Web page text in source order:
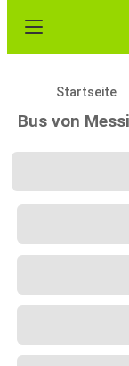
Startseite
Bus von